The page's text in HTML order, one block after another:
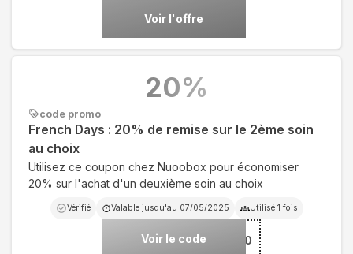
Voir l'offre
code promo
French Days : 20% de remise sur le 2ème soin
au choix
Utilisez ce coupon chez Nuoobox pour économiser
20% sur l'achat d'un deuxième soin au choix
Vérifié Valable jusqu'au 07/05/2025 Utilisé 1 fois
Voir le code***YS20
20%